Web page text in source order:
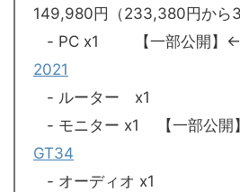
149,980円（233,380円から
- PC x1 【一部公開】←
2021
- ルーター x1
- モニター x1 【一部公開
GT34
- オーディオ x1